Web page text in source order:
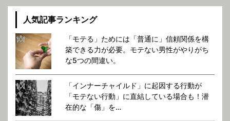
人気記事ランキング
「モテる」ためには「普通に」信頼関係を構
築できる力が必要。モテない男性がやりがち
な5つの間違い。
「インナーチャイルド」に起因する行動が
「モテない行動」に直結している場合も！潜
在的な「傷」を…